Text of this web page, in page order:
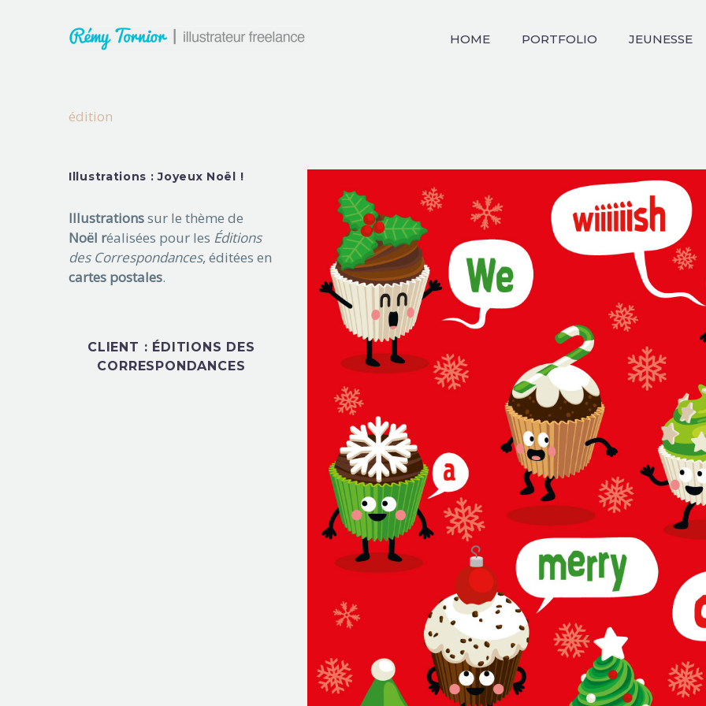
HOME PORTFOLIO JEUNESSE
édition
Illustrations : Joyeux Noël !
Illustrationssur le thème de
Noël réalisées pour les Éditions
des Correspondances, éditées en
cartes postales.
CLIENT : ÉDITIONS DES
CORRESPONDANCES